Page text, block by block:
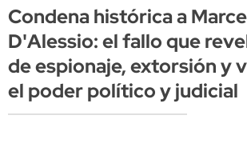
Condena histórica a
D'Alessio: el fallo que
de espionaje, extorsión y
el poder político y judicial